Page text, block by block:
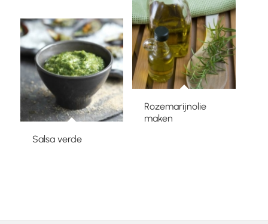
Rozemarijnolie
maken
Salsa verde